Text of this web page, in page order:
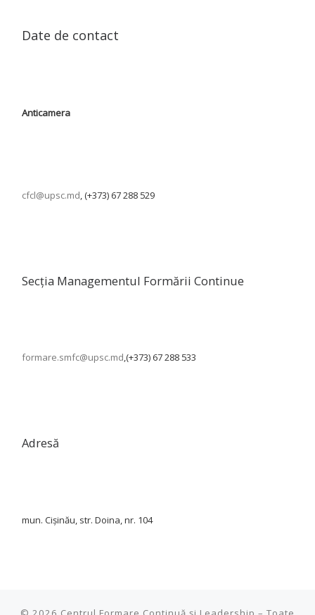
Date de contact
Anticamera
cfcl@upsc.md, (+373) 67 288 529
Secția Managementul Formării Continue
formare.smfc@upsc.md,(+373) 67 288 533
Adresă
mun. Cișinău, str. Doina, nr. 104